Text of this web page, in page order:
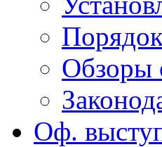
Обзоры
Оф.